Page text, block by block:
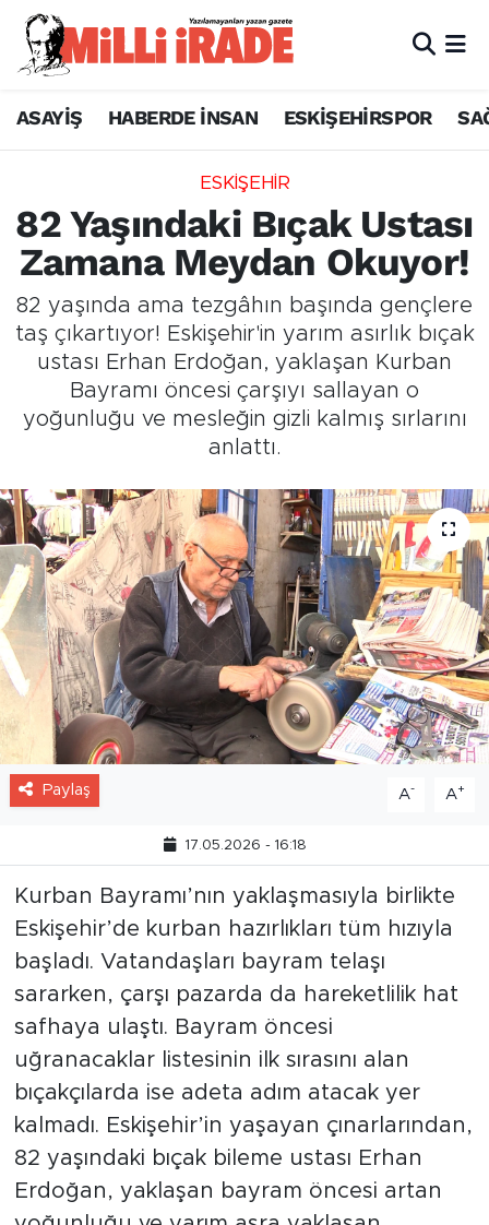
ASAYİŞ HABERDE İNSAN ESKİŞEHİRSPOR
ESKİŞEHİR
82 Yaşındaki Bıçak Ustası
Zamana Meydan Okuyor!
82 yaşında ama tezgâhın başında gençlere
taş çıkartıyor! Eskişehir'in yarım asırlık bıçak
ustası Erhan Erdoğan, yaklaşan Kurban
Bayramı öncesi çarşıyı sallayan o
yoğunluğu ve mesleğin gizli kalmış sırlarını
anlattı.
Paylaş A- A+
17.05.2026 - 16:18
Kurban Bayramı’nın yaklaşmasıyla birlikte
Eskişehir’de kurban hazırlıkları tüm hızıyla
başladı. Vatandaşları bayram telaşı
sararken, çarşı pazarda da hareketlilik hat
safhaya ulaştı. Bayram öncesi
uğranacaklar listesinin ilk sırasını alan
bıçakçılarda ise adeta adım atacak yer
kalmadı. Eskişehir’in yaşayan çınarlarından,
82 yaşındaki bıçak bileme ustası Erhan
Erdoğan, yaklaşan bayram öncesi artan